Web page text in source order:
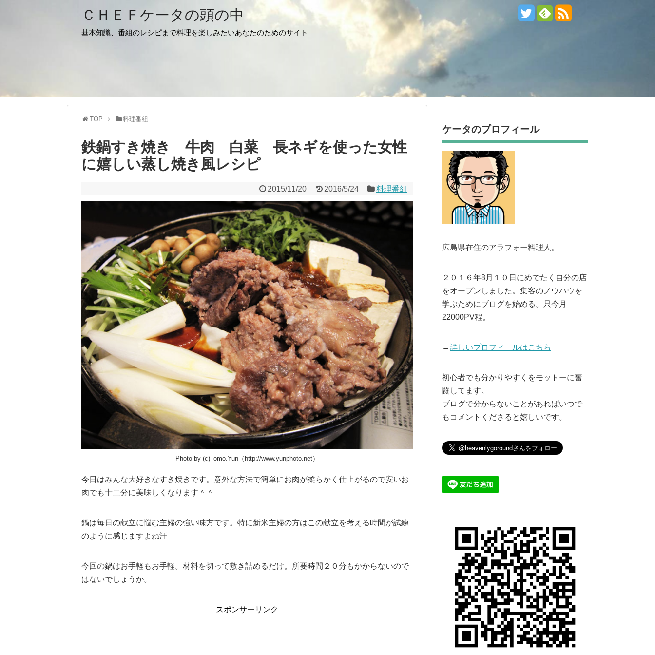
ＣＨＥＦケータの頭の中
基本知識、番組のレシピまで料理を楽しみたいあなたのためのサイト
TOP 料理番組
鉄鍋すき焼き 牛肉 白菜 長ネギを使った女性
に嬉しい蒸し焼き風レシピ
2015/11/20 2016/5/24 料理番組
Photo by (c)Tomo.Yun（http://www.yunphoto.net）
今日はみんな大好きなすき焼きです。意外な方法で簡単にお肉が柔らかく仕上がるので安いお
肉でも十二分に美味しくなります＾＾
鍋は毎日の献立に悩む主婦の強い味方です。特に新米主婦の方はこの献立を考える時間が試練
のように感じますよね汗
今回の鍋はお手軽もお手軽。材料を切って敷き詰めるだけ。所要時間２０分もかからないので
はないでしょうか。
スポンサーリンク
ケータのプロフィール
広島県在住のアラフォー料理人。
２０１６年8月１０日にめでたく自分の店
をオープンしました。集客のノウハウを
学ぶためにブログを始める。只今月
22000PV程。
→詳しいプロフィールはこちら
初心者でも分かりやすくをモットーに奮
闘してます。
ブログで分からないことがあればいつで
もコメントくださると嬉しいです。